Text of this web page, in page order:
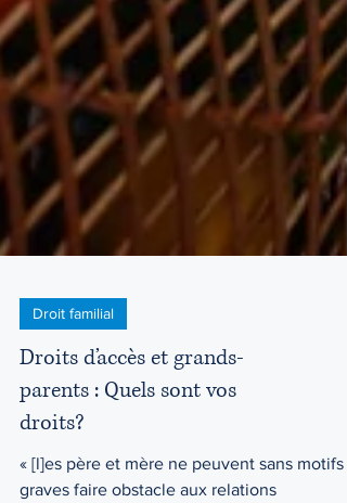
Droit familial
Droits d’accès et grands-
parents : Quels sont vos
droits?
« [l]es père et mère ne peuvent sans motifs